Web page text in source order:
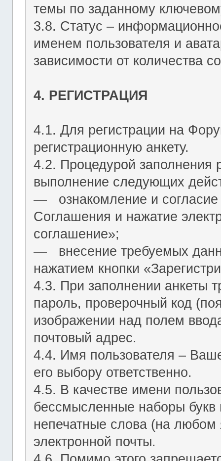
темы по заданному
3.8. Статус –
именем пользователя и
зависимости от количества
4. РЕГИСТРАЦИЯ
4.1. Для регистрации на
регистрационную анкету.
4.2. Процедурой заполнения
выполнение следующих
― ознакомление и согласие
Соглашения и нажатие
соглашение»;
― внесение требуемых
нажатием кнопки
4.3. При заполнении анкеты
пароль, проверочный код
изображении над полем
почтовый адрес.
4.4. Имя пользователя –
его выбору ответственно.
4.5. В качестве имени
бессмысленные наборы
непечатные слова (на любом
электронной почты.